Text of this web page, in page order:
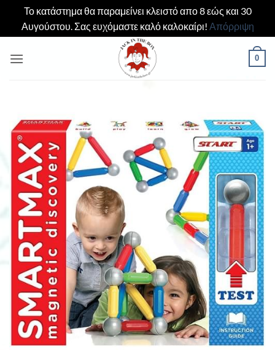
Το κατάστημα θα παραμείνει κλειστό απο 8 εώς και 30
Αυγούστου. Σας ευχόμαστε καλό καλοκαίρι! Απόρριψη
στο
0